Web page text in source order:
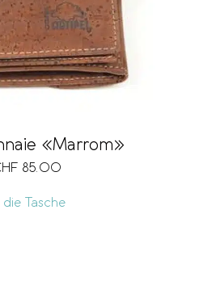
«Marrom»
85.00
die Tasche